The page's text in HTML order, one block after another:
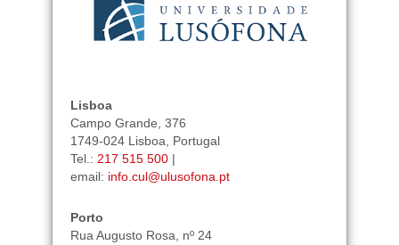
Lisboa
Campo Grande, 376
1749-024 Lisboa, Portugal
Tel.: 217 515 500|
email: info.cul@ulusofona.pt
Porto
Rua Augusto Rosa, nº 24